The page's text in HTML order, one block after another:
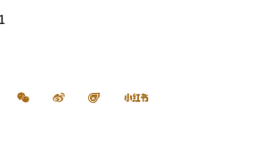
微信 微博 飞猪 小红书